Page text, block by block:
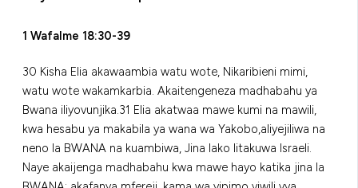
1 Wafalme 18:30-39
30 Kisha Elia akawaambia watu wote, Nikaribieni mimi,
watu wote wakamkarbia. Akaitengeneza madhabahu ya
Bwana iliyovunjika.31 Elia akatwaa mawe kumi na mawili,
kwa hesabu ya makabila ya wana wa Yakobo,aliyejiliwa na
neno la BWANA na kuambiwa, Jina lako litakuwa Israeli.
Naye akaijenga madhabahu kwa mawe hayo katika jina la